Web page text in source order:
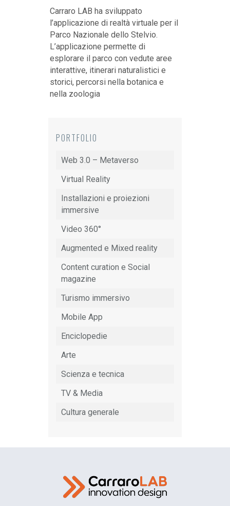
Carraro LAB ha sviluppato
l’applicazione di realtà virtuale per il
Parco Nazionale dello Stelvio.
L’applicazione permette di
esplorare il parco con vedute aree
interattive, itinerari naturalistici e
storici, percorsi nella botanica e
nella zoologia
PORTFOLIO
Web 3.0 – Metaverso
Virtual Reality
Installazioni e proiezioni
immersive
Video 360°
Augmented e Mixed reality
Content curation e Social
magazine
Turismo immersivo
Mobile App
Enciclopedie
Arte
Scienza e tecnica
TV & Media
Cultura generale